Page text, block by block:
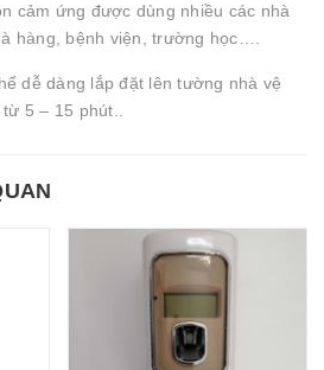
cảm ứng được dùng nhiều các nhà
hàng, bệnh viện, trường học….
dễ dàng lắp đặt lên tường nhà vệ
5 – 15 phút..